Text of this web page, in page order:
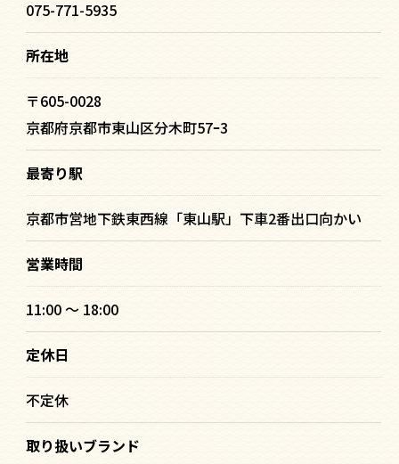
075-771-5935
所在地
〒605-0028
京都府京都市東山区分木町57ｰ3
最寄り駅
京都市営地下鉄東西線「東山駅」下車2番出口向かい
営業時間
11:00 〜 18:00
定休日
不定休
取り扱いブランド